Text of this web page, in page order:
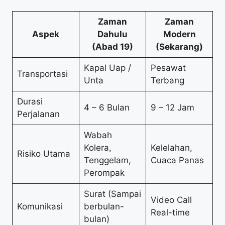
Aspek
Zaman
Dahulu
(Abad 19)
Zaman
Modern
(Sekarang)
Transportasi
Kapal Uap /
Unta
Pesawat
Terbang
Durasi
Perjalanan
4 – 6 Bulan 9 – 12 Jam
Risiko Utama
Wabah
Kolera,
Tenggelam,
Perompak
Kelelahan,
Cuaca Panas
Komunikasi
Surat (Sampai
berbulan-
bulan)
Video Call
Real-time